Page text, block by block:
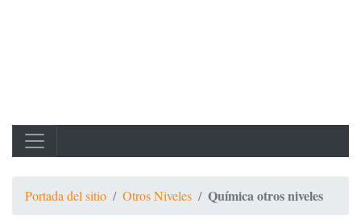
Portada del sitio Otros Niveles Química otros niveles